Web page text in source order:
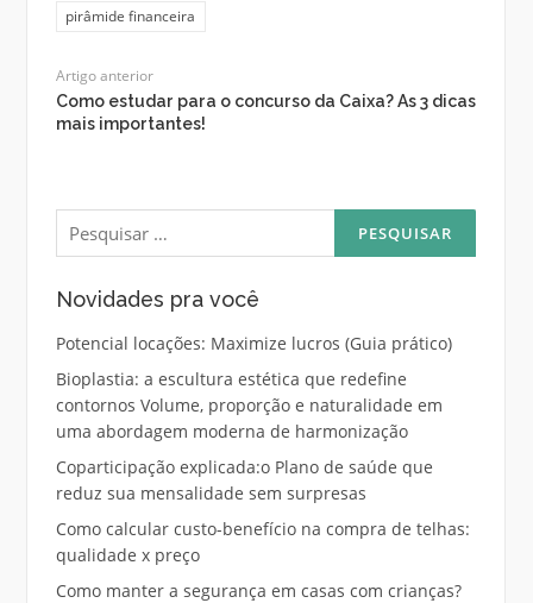
pirâmide financeira
Artigo anterior
Como estudar para o concurso da Caixa? As 3 dicas
mais importantes!
Pesquisar
por:
Novidades pra você
Potencial locações: Maximize lucros (Guia prático)
Bioplastia: a escultura estética que redefine
contornos Volume, proporção e naturalidade em
uma abordagem moderna de harmonização
Coparticipação explicada:o Plano de saúde que
reduz sua mensalidade sem surpresas
Como calcular custo-benefício na compra de telhas:
qualidade x preço
Como manter a segurança em casas com crianças?